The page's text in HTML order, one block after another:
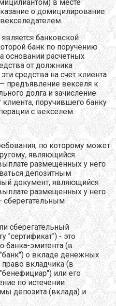
в месте
о домицилирование
банковской
банк по поручению
основании расчетных
от должника
средства на счет клиента
предъявление векселя к
долга и зачисление
поручившего банку
с векселем.
по которому может
являющийся
размещенных у него
депозитным
документ, являющийся
размещенных у него
сберегательным
сберегательный
"сертификат") - это
банка-эмитента (в
о вкладе денежных
вкладчика (в
или его
по истечении
депозита (вклада) и